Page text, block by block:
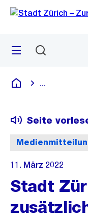
Navigation
Sprunglink
Menü
Deutsch
Seite
11. März 2022
Stadt